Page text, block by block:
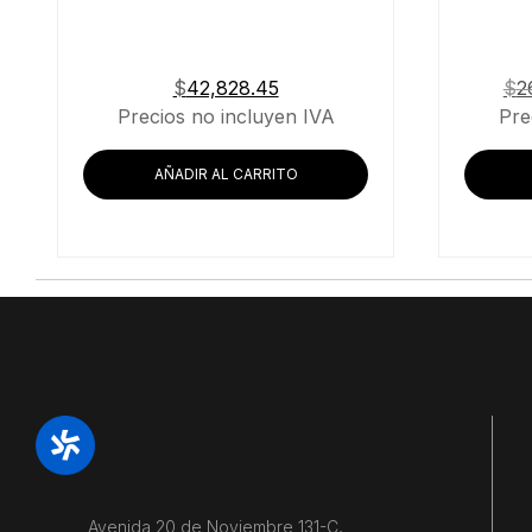
$42,828.45
Precios no incluyen IVA
AÑADIR AL CARRITO
$
Avenida 20 de Noviembre 131-C,